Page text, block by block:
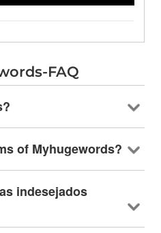
FAQ
of Myhugewords?
indesejados